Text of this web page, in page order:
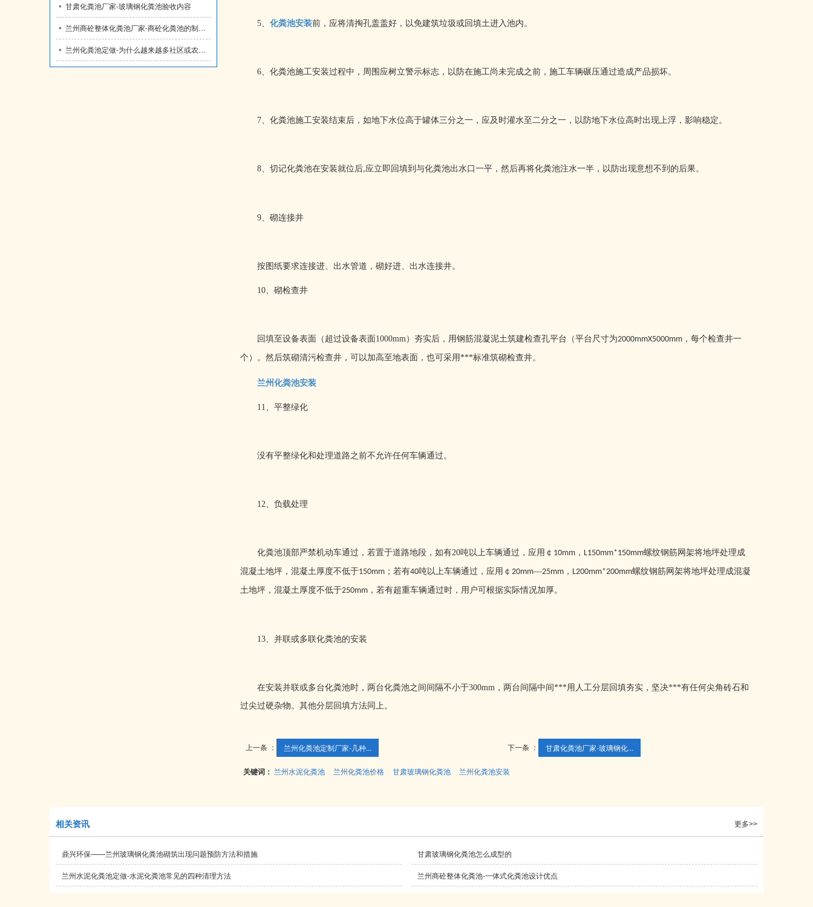
5、 化粪池安装前，应将清掏孔盖盖好，以免建筑垃圾或回填土进入池内。
6、化粪池施工安装过程中，周围应树立警示标志，以防在施工尚未完成之前，施工车辆碾压通过造成产品损坏。
7、化粪池施工安装结束后，如地下水位高于罐体三分之一，应及时灌水至二分之一，以防地下水位高时出现上浮，影响稳定。
8、切记化粪池在安装就位后,应立即回填到与化粪池出水口一平，然后再将化粪池注水一半，以防出现意想不到的后果。
9、砌连接井
按图纸要求连接进、出水管道，砌好进、出水连接井。
10、砌检查井
回填至设备表面（超过设备表面1000mm）夯实后，用钢筋混凝泥土筑建检查孔平台（平台尺寸为2000mmX5000mm ，每个检查井一
个）。然后筑砌清污检查井，可以加高至地表面，也可采用***标准筑砌检查井。
兰州化粪池安装
11、平整绿化
没有平整绿化和处理道路之前不允许任何车辆通过。
12、负载处理
化粪池顶部严禁机动车通过，若置于道路地段，如有20吨以上车辆通过，应用￠ 10mm ， L150mm*150mm螺纹钢筋网架将地坪处理成
混凝土地坪，混凝土厚度不低于150mm ；若有40吨以上车辆通过，应用￠ 20mm—25mm ， L200mm*200mm螺纹钢筋网架将地坪处理成混凝
土地坪，混凝土厚度不低于250mm ，若有超重车辆通过时，用户可根据实际情况加厚。
13、并联或多联化粪池的安装
在安装并联或多台化粪池时，两台化粪池之间间隔不小于300mm ，两台间隔中间***用人工分层回填夯实，坚决***有任何尖角砖石和
过尖过硬杂物。其他分层回填方法同上。
上一条 ： 兰州化粪池定制厂家-几种... 下一条 ： 甘肃化粪池厂家-玻璃钢化...
关键词： 兰州水泥化粪池 兰州化粪池价格 甘肃玻璃钢化粪池 兰州化粪池安装
甘肃化粪池厂家-玻璃钢化粪池验收内容
兰州商砼整体化粪池厂家-商砼化粪池的制作工艺亮点！
兰州化粪池定做-为什么越来越多社区或农村普遍采用玻璃钢化粪池
相关资讯 更多>>
鼎兴环保——兰州玻璃钢化粪池砌筑出现问题预防方法和措施 甘肃玻璃钢化粪池怎么成型的
兰州水泥化粪池定做-水泥化粪池常见的四种清理方法 兰州商砼整体化粪池-一体式化粪池设计优点